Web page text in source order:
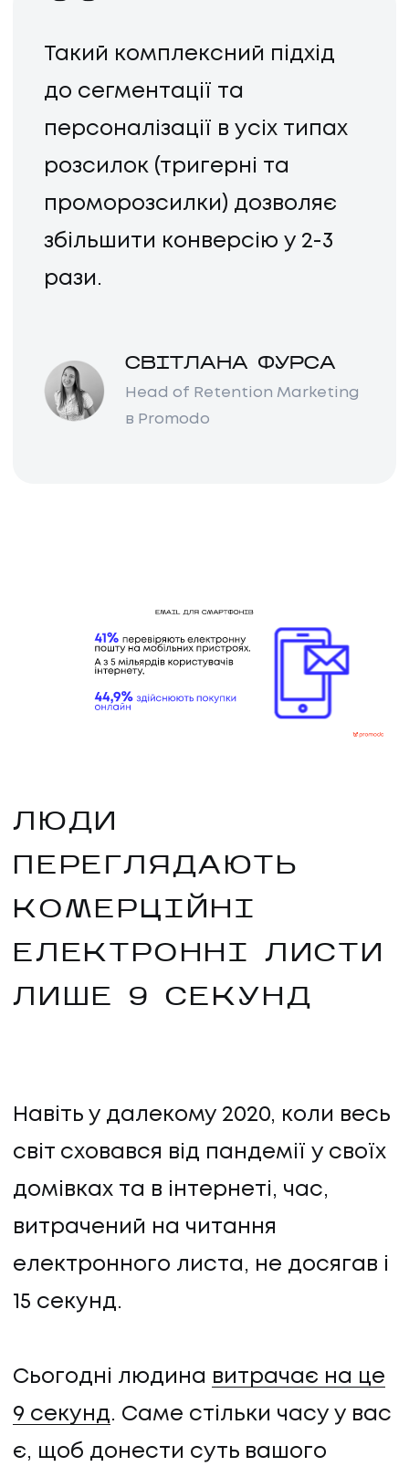
Такий комплексний підхід
до сегментації та
персоналізації в усіх типах
розсилок (тригерні та
проморозсилки) дозволяє
збільшити конверсію у 2-3
рази.
СВІТЛАНА ФУРСА
Head of Retention Marketing
в Promodo
ЛЮДИ
ПЕРЕГЛЯДАЮТЬ
КОМЕРЦІЙНІ
ЕЛЕКТРОННІ ЛИСТИ
ЛИШЕ 9 СЕКУНД
Навіть у далекому 2020, коли весь
світ сховався від пандемії у своїх
домівках та в інтернеті, час,
витрачений на читання
електронного листа, не досягав і
15 секунд.
Сьогодні людина витрачає на це
9 секунд. Саме стільки часу у вас
є, щоб донести суть вашого